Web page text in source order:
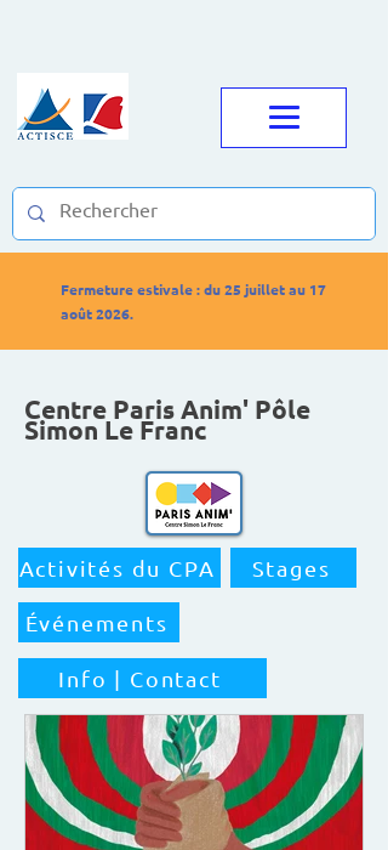
Fermeture estivale : du 25 juillet au 17
août 2026.
Centre Paris Anim' Pôle
Simon Le Franc
Activités du CPA Stages
Événements
Info | Contact